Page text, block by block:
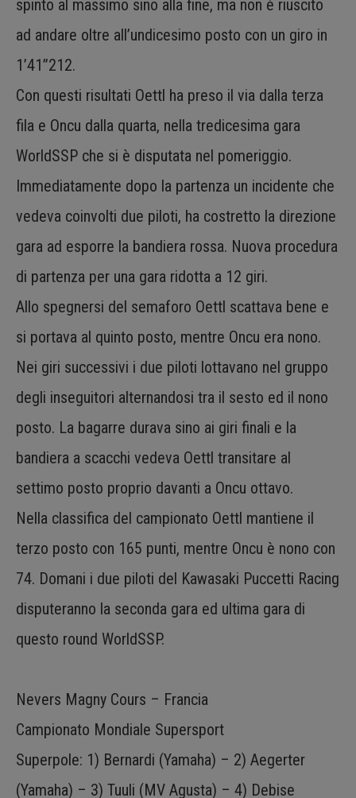
spinto al massimo sino alla fine, ma non è riuscito
ad andare oltre all’undicesimo posto con un giro in
1’41”212.
Con questi risultati Oettl ha preso il via dalla terza
fila e Oncu dalla quarta, nella tredicesima gara
WorldSSP che si è disputata nel pomeriggio.
Immediatamente dopo la partenza un incidente che
vedeva coinvolti due piloti, ha costretto la direzione
gara ad esporre la bandiera rossa. Nuova procedura
di partenza per una gara ridotta a 12 giri.
Allo spegnersi del semaforo Oettl scattava bene e
si portava al quinto posto, mentre Oncu era nono.
Nei giri successivi i due piloti lottavano nel gruppo
degli inseguitori alternandosi tra il sesto ed il nono
posto. La bagarre durava sino ai giri finali e la
bandiera a scacchi vedeva Oettl transitare al
settimo posto proprio davanti a Oncu ottavo.
Nella classifica del campionato Oettl mantiene il
terzo posto con 165 punti, mentre Oncu è nono con
74. Domani i due piloti del Kawasaki Puccetti Racing
disputeranno la seconda gara ed ultima gara di
questo round WorldSSP.
Nevers Magny Cours – Francia
Campionato Mondiale Supersport
Superpole: 1) Bernardi (Yamaha) – 2) Aegerter
(Yamaha) – 3) Tuuli (MV Agusta) – 4) Debise